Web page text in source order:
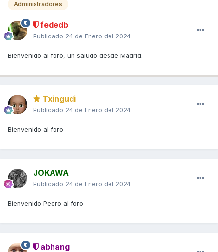
Administradores
fededb
Publicado 24 de Enero del 2024
Bienvenido al foro, un saludo desde Madrid.
Txingudi
Publicado 24 de Enero del 2024
Bienvenido al foro
JOKAWA
Publicado 24 de Enero del 2024
Bienvenido Pedro al foro
abhang